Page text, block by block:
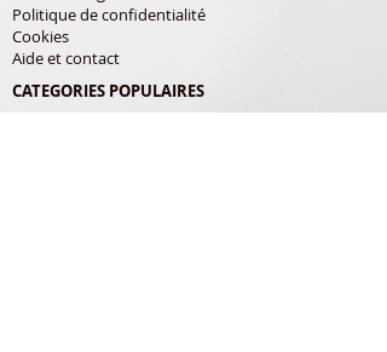
Politique de confidentialité
Cookies
Aide et contact
CATEGORIES POPULAIRES